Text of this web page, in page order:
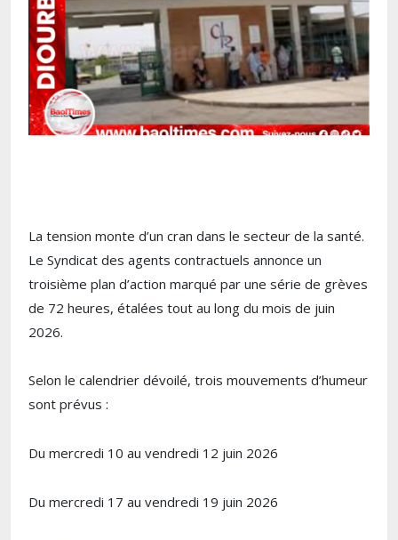
La tension monte d’un cran dans le secteur de la santé.
Le Syndicat des agents contractuels annonce un
troisième plan d’action marqué par une série de grèves
de 72 heures, étalées tout au long du mois de juin
2026.
Selon le calendrier dévoilé, trois mouvements d’humeur
sont prévus :
Du mercredi 10 au vendredi 12 juin 2026
Du mercredi 17 au vendredi 19 juin 2026